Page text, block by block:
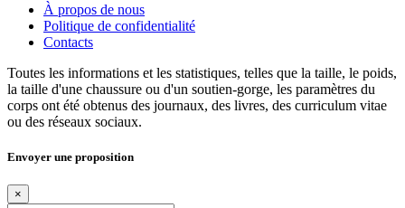
À propos de nous
Politique de confidentialité
Contacts
Toutes les informations et les statistiques, telles que la taille, le poids,
la taille d'une chaussure ou d'un soutien-gorge, les paramètres du
corps ont été obtenus des journaux, des livres, des curriculum vitae
ou des réseaux sociaux.
Envoyer une proposition
×